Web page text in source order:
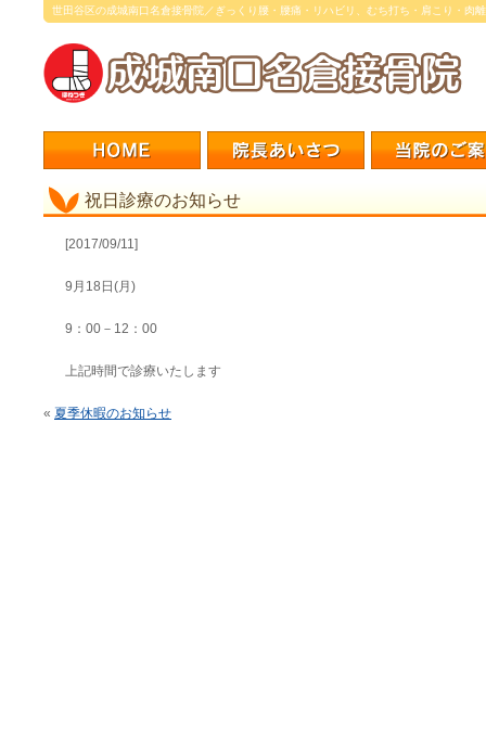
世田谷区の成城南口名倉接骨院／ぎっくり腰・腰痛・リハビリ、むち打ち・肩こり・肉
祝日診療のお知らせ
[2017/09/11]
9月18日(月)
9：00－12：00
上記時間で診療いたします
« 夏季休暇のお知らせ